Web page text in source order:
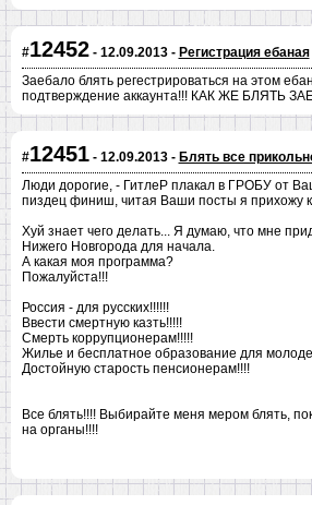
#12452- 12.09.2013 - Регистрация ебаная
Заебало блять регестрироваться на этом
подтверждение аккаунта!!! КАК ЖЕ БЛЯТЬ
#12451- 12.09.2013 - Блять все
Люди дорогие, - ГитлеР плакал в ГРОБУ от
пиздец финиш, читая Ваши посты я прихожу к
Хуй знает чего делать... Я думаю, что мне
Нижего Новгорода для начала.
А какая моя программа?
Пожалуйста!!!
Россия - для русских!!!!!!
Ввести смертную казть!!!!!
Смерть коррупционерам!!!!!
Жилье и бесплатное образование для
Достойную старость пенсионерам!!!!
Все блять!!!! Выбирайте меня мером блять,
на органы!!!!